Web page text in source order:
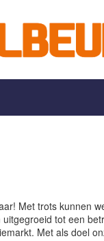
Met trots kunnen
tot een
Met als doel